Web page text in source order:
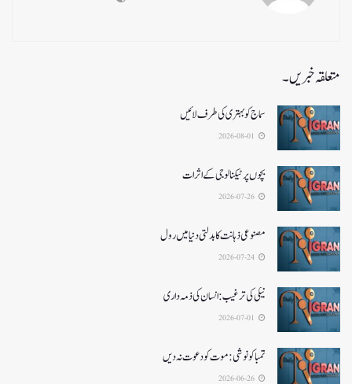
متعلقہ خبریں۔
سماج کو بہتری کی طرف لائیں
بچوں پر ٹیکنالوجی کے اثرات
مصنوعی ذہانت کا بدلتی دنیا میں رول
نیکی کی ترغیب: انسان کی ذمہ داری
تمباکو نوشی: موت کو دعوت نہ دیں